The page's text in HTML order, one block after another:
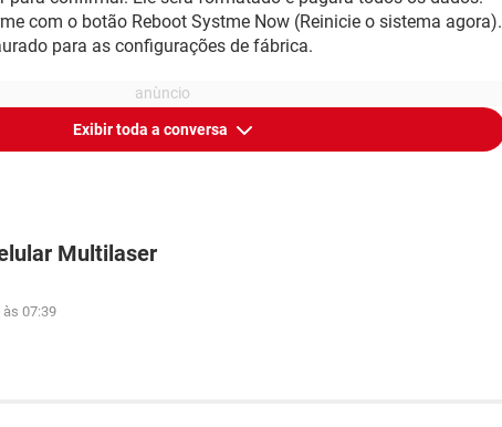
com o botão Reboot Systme Now (Reinicie o sistema agora).
para as configurações de fábrica.
Exibir toda a conversa
Multilaser
às 07:39